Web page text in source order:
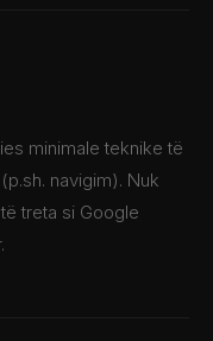
minimale teknike të
navigim). Nuk
treta si Google